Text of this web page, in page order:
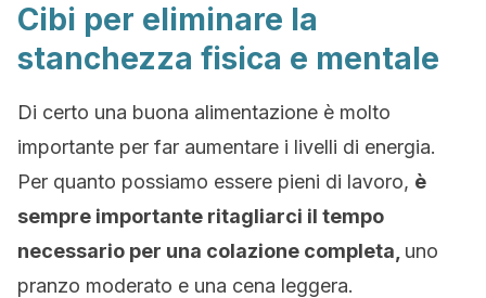
Cibi per eliminare la
stanchezza fisica e mentale
Di certo una buona alimentazione è molto
importante per far aumentare i livelli di energia.
Per quanto possiamo essere pieni di lavoro, è
sempre importante ritagliarci il tempo
necessario per una colazione completa, uno
pranzo moderato e una cena leggera.